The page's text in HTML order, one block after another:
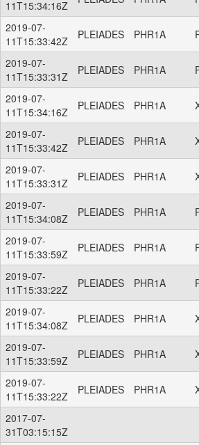
11T15:34:16Z
2019-07-
11T15:33:42Z
PLEIADES PHR1A
2019-07-
11T15:33:31Z
PLEIADES PHR1A
2019-07-
11T15:34:16Z
PLEIADES PHR1A
2019-07-
11T15:33:42Z
PLEIADES PHR1A
2019-07-
11T15:33:31Z
PLEIADES PHR1A
2019-07-
11T15:34:08Z
PLEIADES PHR1A
2019-07-
11T15:33:59Z
PLEIADES PHR1A
2019-07-
11T15:33:22Z
PLEIADES PHR1A
2019-07-
11T15:34:08Z
PLEIADES PHR1A
2019-07-
11T15:33:59Z
PLEIADES PHR1A
2019-07-
11T15:33:22Z
PLEIADES PHR1A
2017-07-
31T03:15:15Z